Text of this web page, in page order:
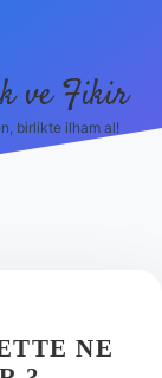
ve Fikir
birlikte ilham al!
NE